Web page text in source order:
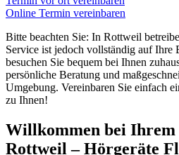
Online Termin vereinbaren
Bitte beachten Sie: In Rottweil
Service ist jedoch vollständig auf Ihre
besuchen Sie bequem bei Ihnen
persönliche Beratung und
Umgebung. Vereinbaren Sie einfach
zu Ihnen!
Willkommen bei
Rottweil – Hörgeräte